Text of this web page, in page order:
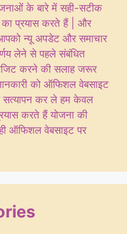
के बारे में सही-सटीक
का प्रयास करते हैं | और
न्यू अपडेट और समाचार
लेने से पहले संबंधित
करने की सलाह जरूर
को ऑफिशल वेबसाइट
कर ले हम केवल
करते हैं योजना की
ऑफिशल वेबसाइट पर